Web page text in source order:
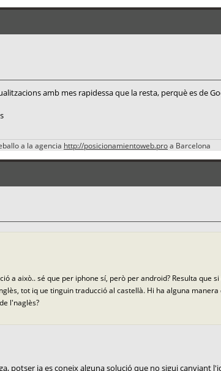
amb mes rapidessa que la resta, perquè es de
a la agencia http://posicionamientoweb.proa Barcelona
a això.. sé que per iphone sí, però per android? Resulta que
tot iq ue tinguin traducció al castellà. Hi ha alguna
l'naglès?
potser ja es coneix alguna solució que no sigui canviant